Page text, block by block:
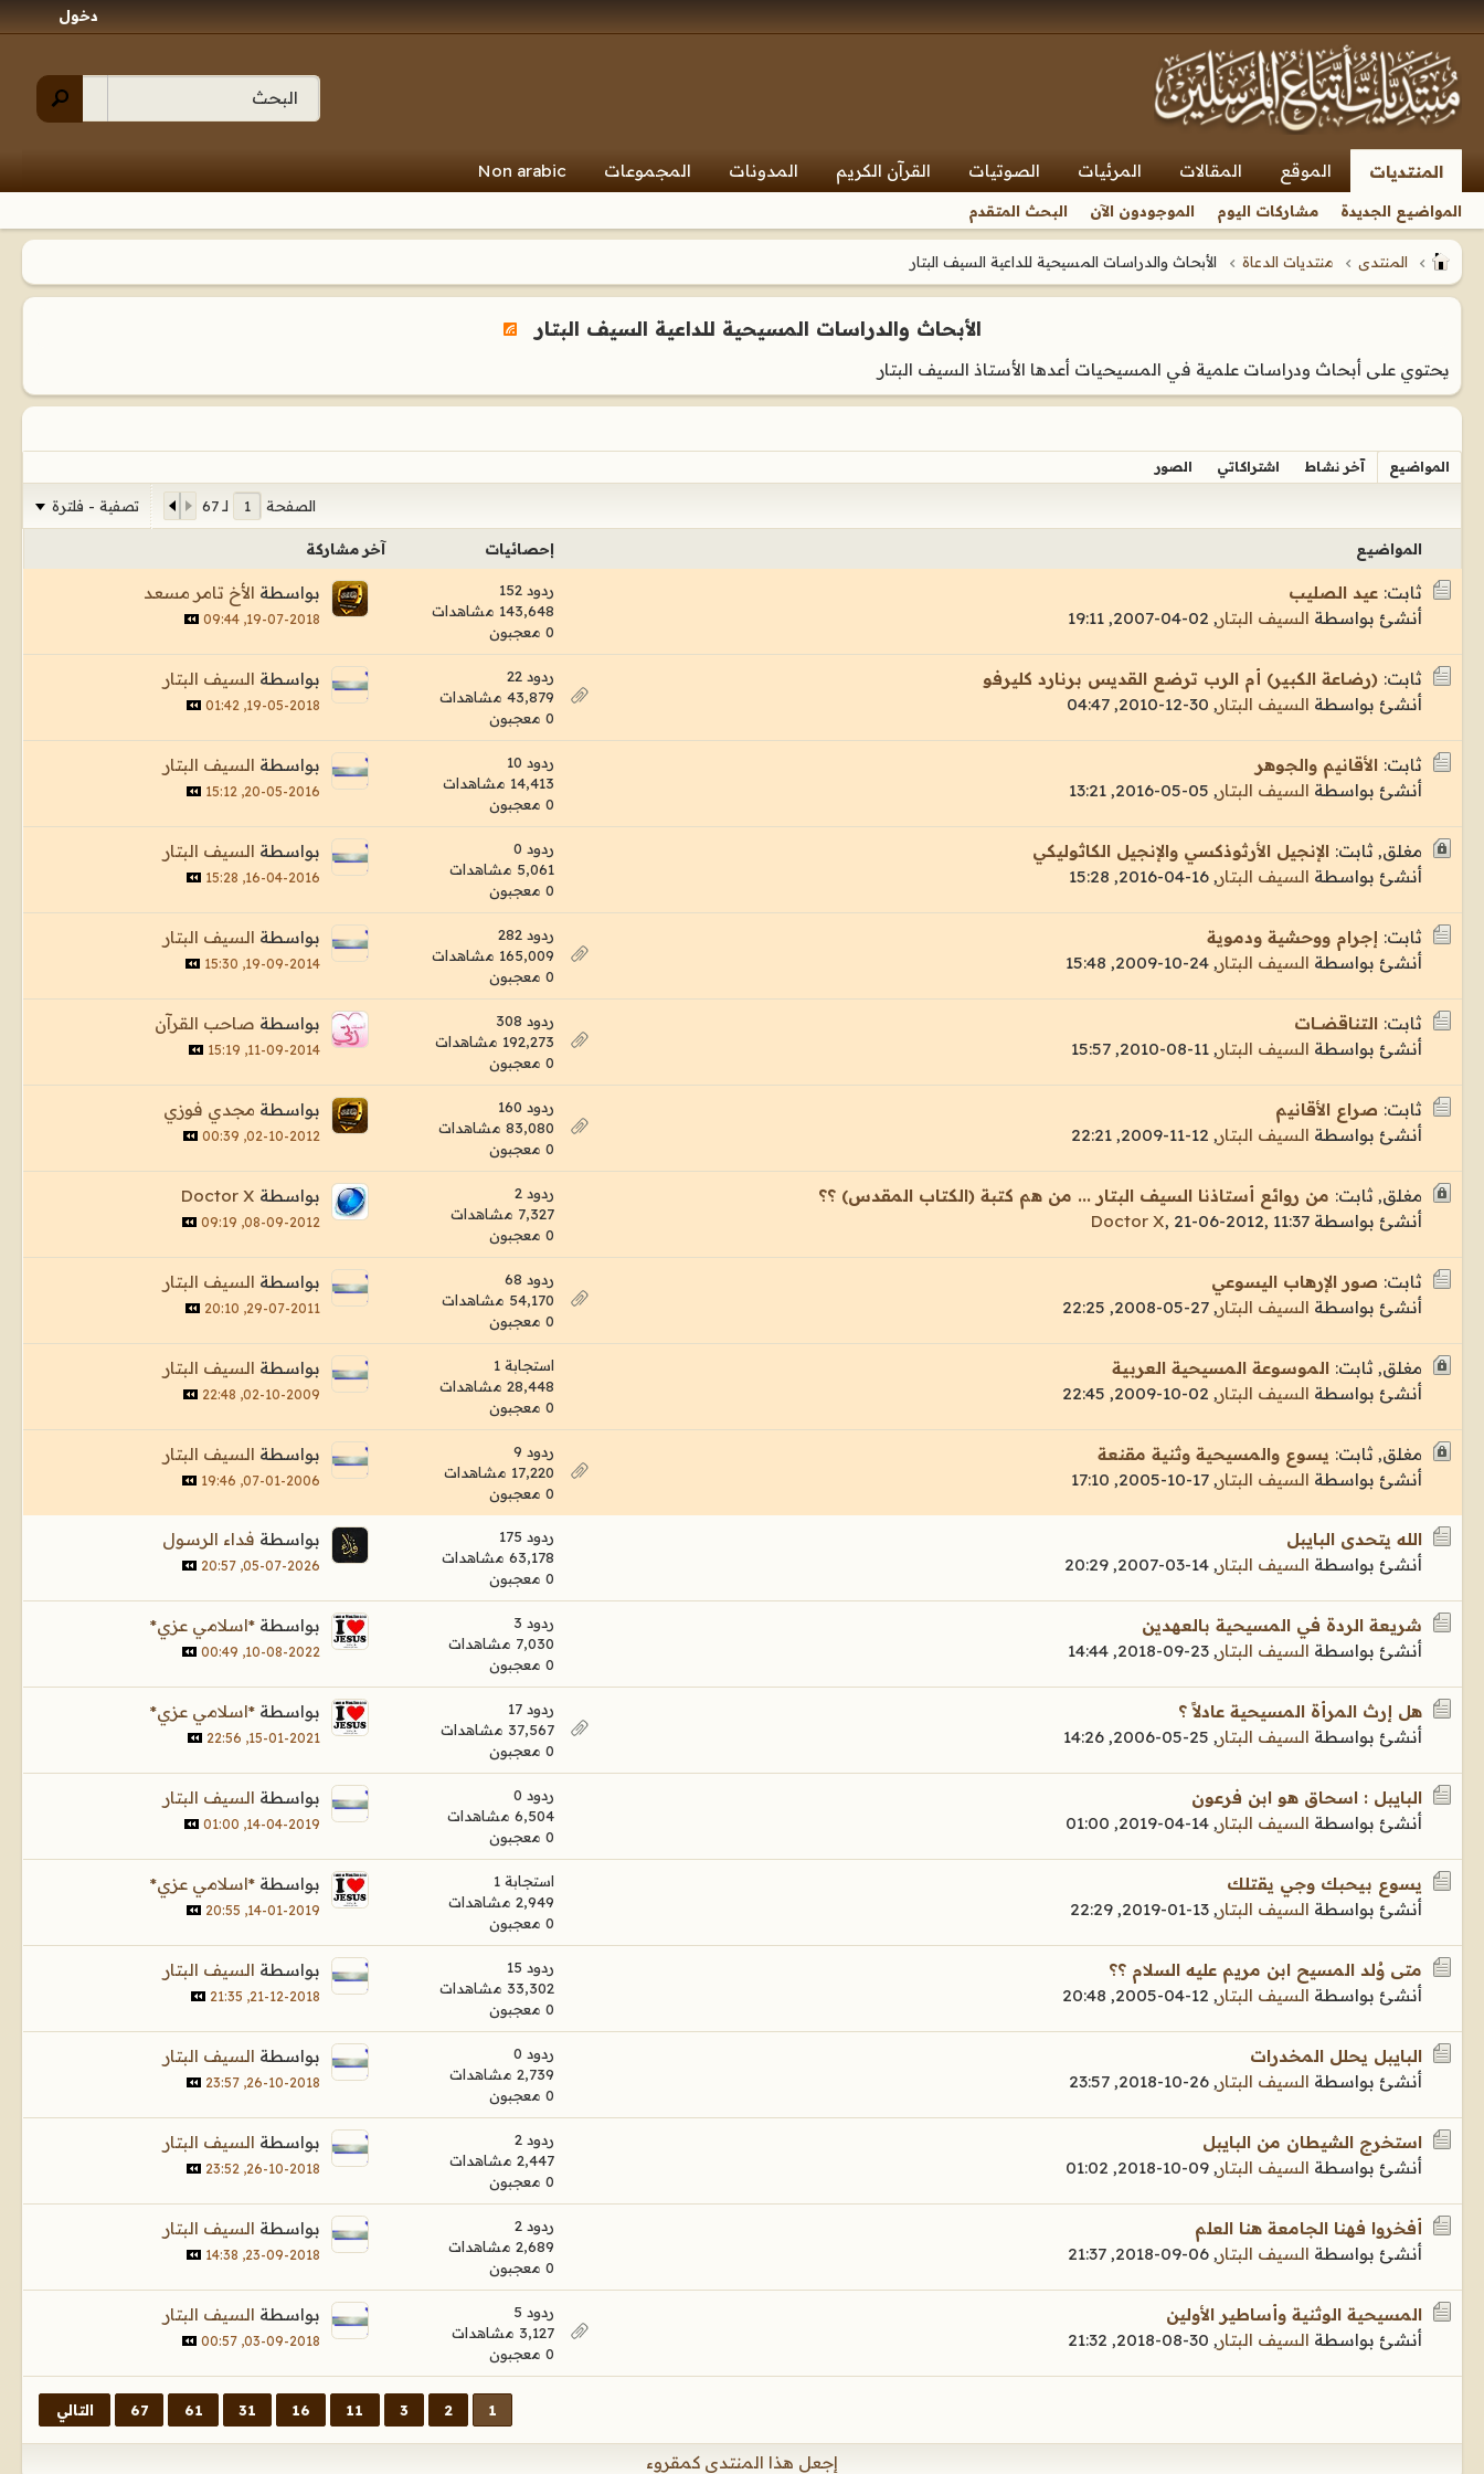
دخول
المنتديات الموقع المقالات المرئيات الصوتيات القرآن الكريم المدونات المجموعات Non arabic
المواضيع الجديدة مشاركات اليوم الموجودون الآن البحث المتقدم
المنتدى منتديات الدعاة الأبحاث والدراسات المسيحية للداعية السيف البتار
الأبحاث والدراسات المسيحية للداعية السيف البتار
يحتوي على أبحاث ودراسات علمية في المسيحيات أعدها الأستاذ السيف البتار
المواضيع آخر نشاط اشتراكاتي الصور
الصفحة لـ67 تصفية - فلترة
المواضيع إحصائيات آخر مشاركة
ثابت: عيد الصليب
أنشئ بواسطة السيف البتار,
02-04-2007, 19:11
ردود 152
143,648 مشاهدات
0 معجبون
بواسطة الأخ تامر مسعد
19-07-2018, 09:44
ثابت: (رضاعة الكبير) أم الرب ترضع القديس برنارد كليرفو
أنشئ بواسطة السيف البتار,
30-12-2010, 04:47
ردود 22
43,879 مشاهدات
0 معجبون
بواسطة السيف البتار
19-05-2018, 01:42
ثابت: الأقانيم والجوهر
أنشئ بواسطة السيف البتار,
05-05-2016, 13:21
ردود 10
14,413 مشاهدات
0 معجبون
بواسطة السيف البتار
20-05-2016, 15:12
مغلق, ثابت: الإنجيل الأرثوذكسي والإنجيل الكاثوليكي
أنشئ بواسطة السيف البتار,
16-04-2016, 15:28
ردود 0
5,061 مشاهدات
0 معجبون
بواسطة السيف البتار
16-04-2016, 15:28
ثابت: إجرام ووحشية ودموية
أنشئ بواسطة السيف البتار,
24-10-2009, 15:48
ردود 282
165,009 مشاهدات
0 معجبون
بواسطة السيف البتار
19-09-2014, 15:30
ثابت: التناقضـــات
أنشئ بواسطة السيف البتار,
11-08-2010, 15:57
ردود 308
192,273 مشاهدات
0 معجبون
بواسطة صاحب القرآن
11-09-2014, 15:19
ثابت: صراع الأقانيم
أنشئ بواسطة السيف البتار,
12-11-2009, 22:21
ردود 160
83,080 مشاهدات
0 معجبون
بواسطة مجدي فوزي
02-10-2012, 00:39
مغلق, ثابت: من روائع أستاذنا السيف البتار ... من هم كتبة (الكتاب المقدس) ؟؟
أنشئ بواسطة
Doctor X, 21-06-2012, 11:37
ردود 2
7,327 مشاهدات
0 معجبون
بواسطة Doctor X
08-09-2012, 09:19
ثابت: صور الإرهاب اليسوعي
أنشئ بواسطة السيف البتار,
27-05-2008, 22:25
ردود 68
54,170 مشاهدات
0 معجبون
بواسطة السيف البتار
29-07-2011, 20:10
مغلق, ثابت: الموسوعة المسيحية العربية
أنشئ بواسطة السيف البتار,
02-10-2009, 22:45
استجابة 1
28,448 مشاهدات
0 معجبون
بواسطة السيف البتار
02-10-2009, 22:48
مغلق, ثابت: يسوع والمسيحية وثنية مقنعة
أنشئ بواسطة السيف البتار,
17-10-2005, 17:10
ردود 9
17,220 مشاهدات
0 معجبون
بواسطة السيف البتار
07-01-2006, 19:46
الله يتحدى البايبل
أنشئ بواسطة السيف البتار,
14-03-2007, 20:29
ردود 175
63,178 مشاهدات
0 معجبون
بواسطة فداء الرسول
05-07-2026, 20:57
شريعة الردة في المسيحية بالعهدين
أنشئ بواسطة السيف البتار,
23-09-2018, 14:44
ردود 3
7,030 مشاهدات
0 معجبون
بواسطة*اسلامي عزي*
10-08-2022, 00:49
هل إرث المرأة المسيحية عادلاً ؟
أنشئ بواسطة السيف البتار,
25-05-2006, 14:26
ردود 17
37,567 مشاهدات
0 معجبون
بواسطة*اسلامي عزي*
15-01-2021, 22:56
البايبل : اسحاق هو ابن فرعون
أنشئ بواسطة السيف البتار,
14-04-2019, 01:00
ردود 0
6,504 مشاهدات
0 معجبون
بواسطة السيف البتار
14-04-2019, 01:00
يسوع بيحبك وجي يقتلك
أنشئ بواسطة السيف البتار,
13-01-2019, 22:29
استجابة 1
2,949 مشاهدات
0 معجبون
بواسطة*اسلامي عزي*
14-01-2019, 20:55
متى وُلد المسيح ابن مريم عليه السلام ؟؟
أنشئ بواسطة السيف البتار,
12-04-2005, 20:48
ردود 15
33,302 مشاهدات
0 معجبون
بواسطة السيف البتار
21-12-2018, 21:35
البايبل يحلل المخدرات
أنشئ بواسطة السيف البتار,
26-10-2018, 23:57
ردود 0
2,739 مشاهدات
0 معجبون
بواسطة السيف البتار
26-10-2018, 23:57
استخرج الشيطان من البايبل
أنشئ بواسطة السيف البتار,
09-10-2018, 01:02
ردود 2
2,447 مشاهدات
0 معجبون
بواسطة السيف البتار
26-10-2018, 23:52
أفخروا فهنا الجامعة هنا العلم
أنشئ بواسطة السيف البتار,
06-09-2018, 21:37
ردود 2
2,689 مشاهدات
0 معجبون
بواسطة السيف البتار
23-09-2018, 14:38
المسيحية الوثنية وأساطير الأولين
أنشئ بواسطة السيف البتار,
30-08-2018, 21:32
ردود 5
3,127 مشاهدات
0 معجبون
بواسطة السيف البتار
03-09-2018, 00:57
1
2
3
11
16
31
61
67 التالي
إجعل هذا المنتدى كمقروء